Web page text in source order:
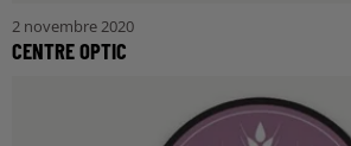
2 novembre 2020
CENTRE OPTIC